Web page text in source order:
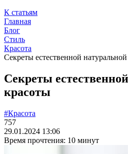
К статьям
Главная
Блог
Стиль
Красота
Секреты естественной
Секреты
красоты
#Красота
757
29.01.2024 13:06
Время прочтения: 10 минут